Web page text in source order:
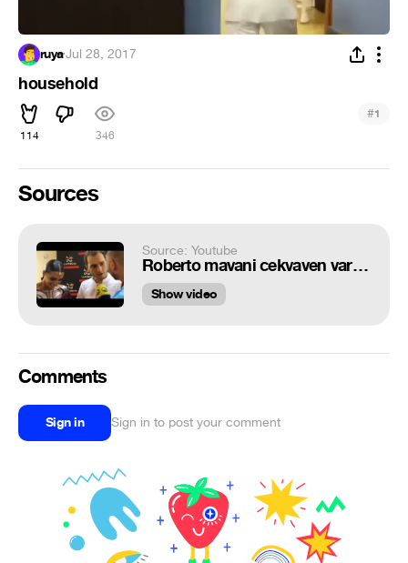
ruya·Jul 28, 2017
household
114 346
#1
Sources
Source: Youtube
Roberto mavani cekvaven varskvlavebshi SINAUREBI-შინაურები 7 ივნისი
Show video
Comments
Sign in Sign in to post your comment